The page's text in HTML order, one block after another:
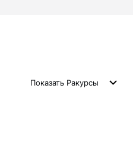
Показать Ракурсы